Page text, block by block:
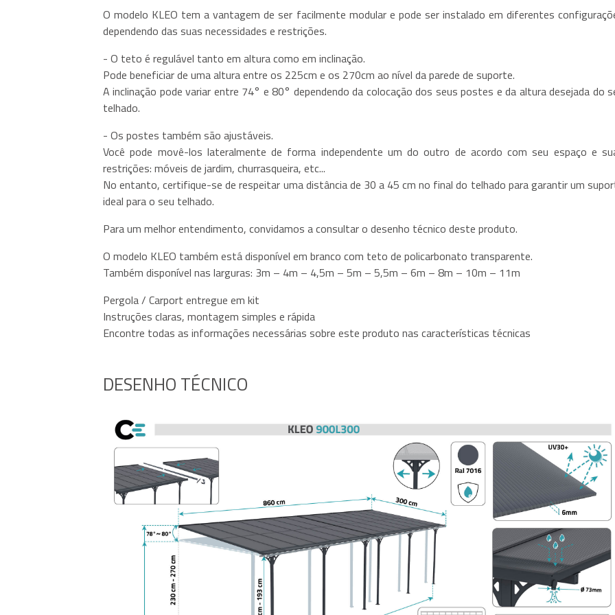
O modelo KLEO tem a vantagem de ser facilmente modular e pode ser instalado em diferentes
dependendo das suas necessidades e restrições.
- O teto é regulável tanto em altura como em inclinação.
Pode beneficiar de uma altura entre os 225cm e os 270cm ao nível da parede de suporte.
A inclinação pode variar entre 74° e 80° dependendo da colocação dos seus postes e da altura desejada do
telhado.
- Os postes também são ajustáveis.
Você pode movê-los lateralmente de forma independente um do outro de acordo com seu espaço e
restrições: móveis de jardim, churrasqueira, etc...
No entanto, certifique-se de respeitar uma distância de 30 a 45 cm no final do telhado para garantir um
ideal para o seu telhado.
Para um melhor entendimento, convidamos a consultar o desenho técnico deste produto.
O modelo KLEO também está disponível em branco com teto de policarbonato transparente.
Também disponível nas larguras: 3m – 4m – 4,5m – 5m – 5,5m – 6m – 8m – 10m – 11m
Pergola / Carport entregue em kit
Instruções claras, montagem simples e rápida
Encontre todas as informações necessárias sobre este produto nas características técnicas
DESENHO TÉCNICO